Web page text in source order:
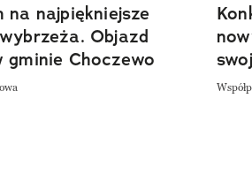
na najpiękniejsze
Objazd
gminie Choczewo